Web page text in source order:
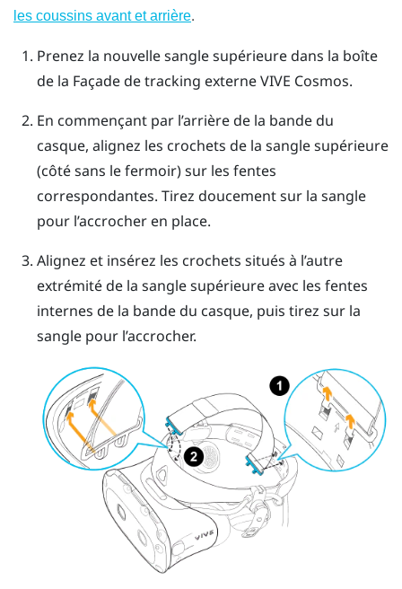
les coussins avant et arrière.
Prenez la nouvelle sangle supérieure dans la boîte
de la Façade de tracking externeVIVE Cosmos.
En commençant par l’arrière de la bande du
casque, alignez les crochets de la sangle supérieure
(côté sans le fermoir) sur les fentes
correspondantes. Tirez doucement sur la sangle
pour l’accrocher en place.
Alignez et insérez les crochets situés à l’autre
extrémité de la sangle supérieure avec les fentes
internes de la bande du casque, puis tirez sur la
sangle pour l’accrocher.